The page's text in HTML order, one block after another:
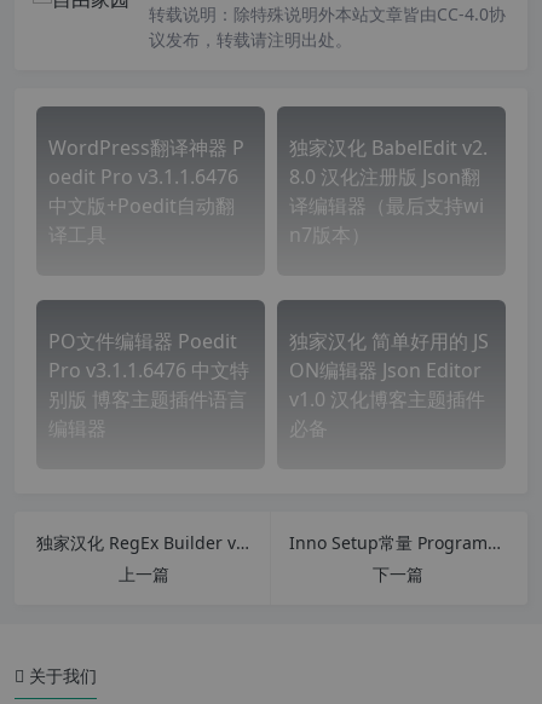
转载说明： 除特殊说明外本站文章皆由CC-4.0协
议发布，转载请注明出处。
WordPress翻译神器 P
oedit Pro v3.1.1.6476
中文版+Poedit自动翻
译工具
独家汉化 BabelEdit v2.
8.0 汉化注册版 Json翻
译编辑器（最后支持wi
n7版本）
PO文件编辑器 Poedit
Pro v3.1.1.6476 中文特
别版 博客主题插件语言
编辑器
独家汉化 简单好用的 JS
ON编辑器 Json Editor
v1.0 汉化博客主题插件
必备
独家汉化 RegEx Builder v2.0.0.0 汉化中文版 正则表达式生成工具 正则表达式验证工具
上一篇
Inno Setup常量 ProgramData文件夹常量 修正官方帮助文档错误
下一篇
关于我们